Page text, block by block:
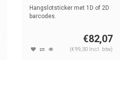
Hangslotsticker met 1D of 2D
barcodes.
€82,07
(€99,30 Incl. btw)